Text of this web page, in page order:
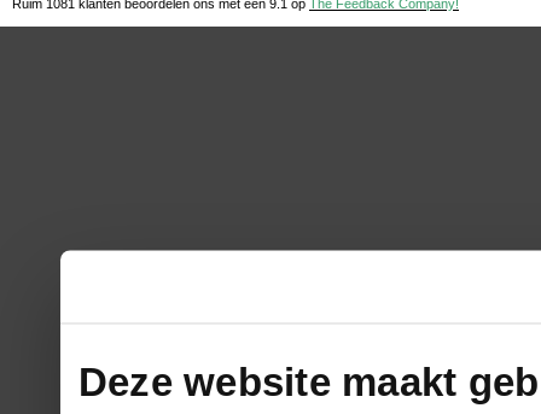
Deze website maakt
Ruim 1081 klanten beoordelen ons met een 9.1 op The Feedback Company!